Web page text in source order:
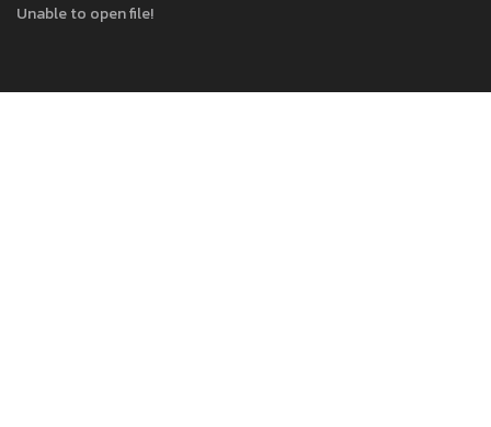
Unable to open file!